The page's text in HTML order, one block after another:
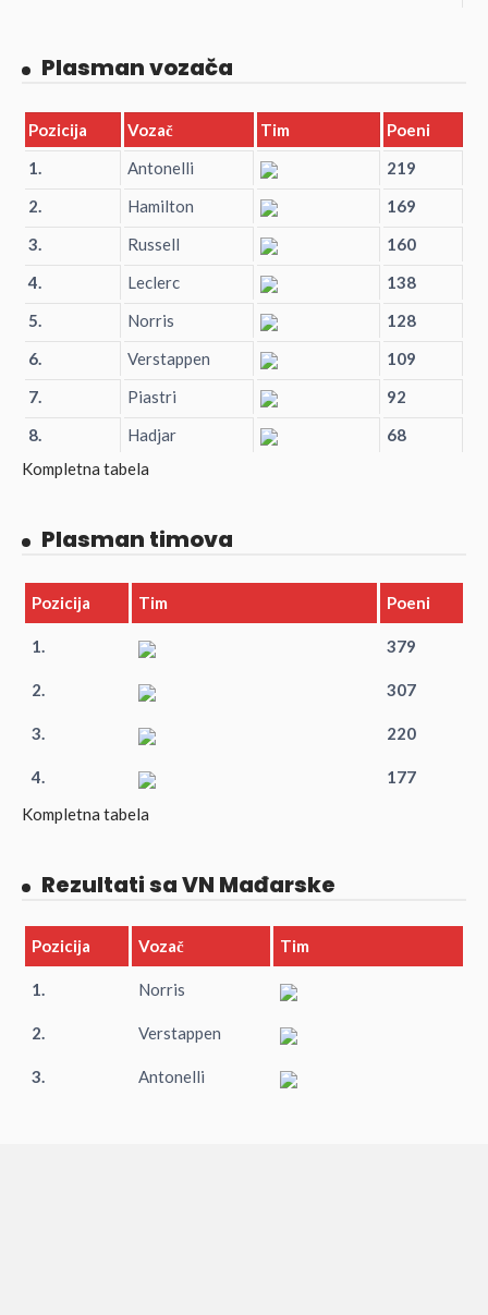
Plasman vozača
Pozicija Vozač Tim
Poeni
1.
Antonelli
219
2.
Hamilton
169
3.
Russell
160
4.
Leclerc
138
5.
Norris
128
6.
Verstappen
109
7.
Piastri
92
8.
Hadjar
68
Kompletna tabela
Plasman timova
Pozicija Tim Poeni
1. 379
2. 307
3. 220
4.
177
Kompletna tabela
Rezultati sa VN Mađarske
Pozicija Vozač Tim
1. Norris
2. Verstappen
3. Antonelli